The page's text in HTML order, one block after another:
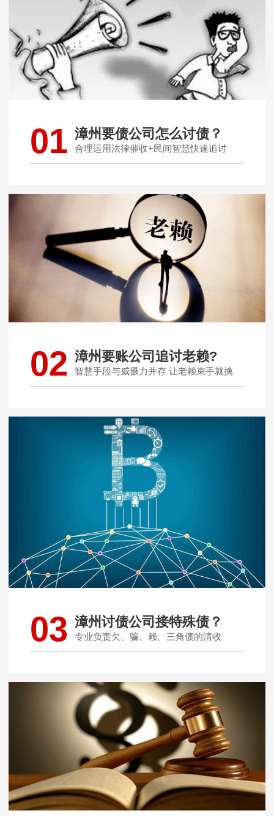
01 漳州要债公司怎么讨债？
合理运用法律催收+民间智慧快速追讨
02 漳州要账公司追讨老赖?
智慧手段与威慑力并存 让老赖束手就擒
03 漳州讨债公司接特殊债？
专业负责欠、骗、赖、三角债的清收